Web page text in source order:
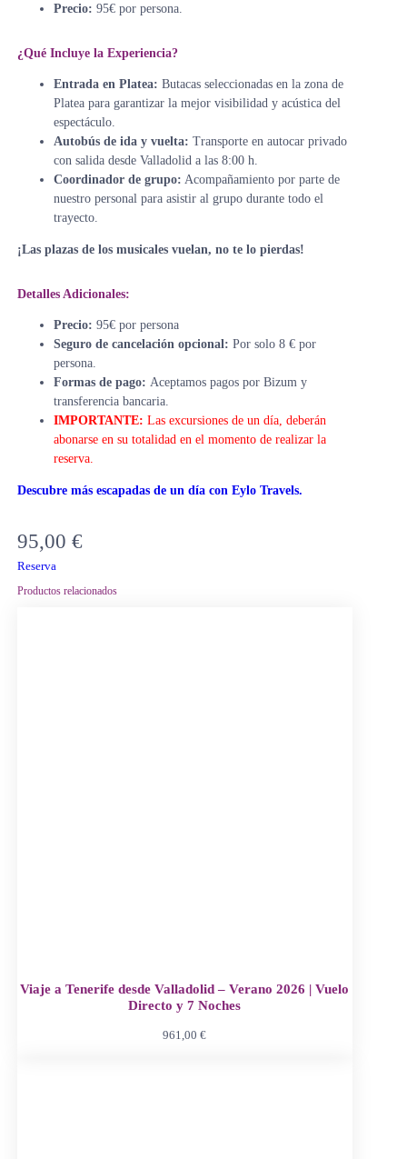
Precio: 95€ por persona.
¿Qué Incluye la Experiencia?
Entrada en Platea: Butacas seleccionadas en la zona de
Platea para garantizar la mejor visibilidad y acústica del
espectáculo.
Autobús de ida y vuelta: Transporte en autocar privado
con salida desde Valladolid a las 8:00 h.
Coordinador de grupo: Acompañamiento por parte de
nuestro personal para asistir al grupo durante todo el
trayecto.
¡Las plazas de los musicales vuelan, no te lo pierdas!
Detalles Adicionales:
Precio: 95€ por persona
Seguro de cancelación opcional: Por solo 8 € por
persona.
Formas de pago: Aceptamos pagos por Bizum y
transferencia bancaria.
IMPORTANTE: Las excursiones de un día, deberán
abonarse en su totalidad en el momento de realizar la
reserva.
Descubre más escapadas de un día con Eylo Travels.
95,00 €
Reserva
Productos relacionados
Viaje a Tenerife desde Valladolid – Verano 2026 | Vuelo
Directo y 7 Noches
961,00€